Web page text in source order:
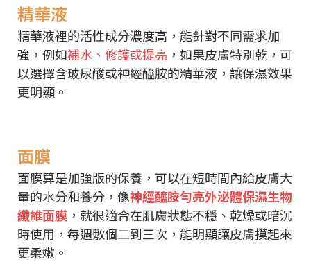
精華液
精華液裡的活性成分濃度高，能針對不同需求加
強，例如補水、修護或提亮 ，如果皮膚特別乾，可
以選擇含玻尿酸或神經醯胺的精華液，讓保濕效果
更明顯。
面膜
面膜算是加強版的保養，可以在短時間內給皮膚大
量的水分和養分，像神經醯胺勻亮外泌體保濕生物
纖維面膜 ，就很適合在肌膚狀態不穩、乾燥或暗沉
時使用，每週敷個二到三次，能明顯讓皮膚摸起來
更柔嫩。